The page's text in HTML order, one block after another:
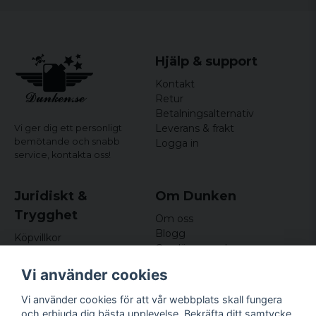
Vi ger dig ett personligt
bemötande och snabb
service, kontakta oss!
Hjälp & support
Kontakt
Retur
Betalningsalternativ
Leverans & frakt
Logga in
Juridiskt &
Trygghet
Köpvillkor
Om cookies
Om Dunken
Om oss
Blogg
Omdömen och
Nyhetsbrev
Kundklubb
Vi använder cookies
Vi använder cookies för att vår webbplats skall fungera
och erbjuda dig bästa upplevelse. Bekräfta ditt samtycke